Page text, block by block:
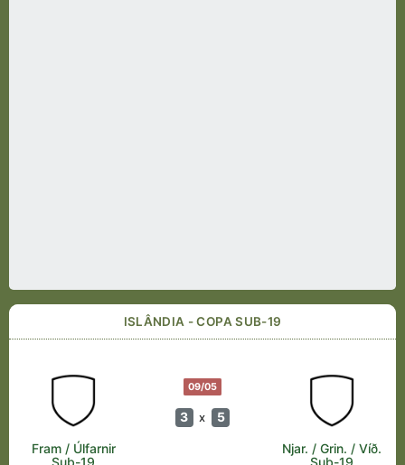
ISLÂNDIA - COPA SUB-19
09/05
3 x 5
Fram / Úlfarnir
Sub-19
Njar. / Grin. / Víð.
Sub-19